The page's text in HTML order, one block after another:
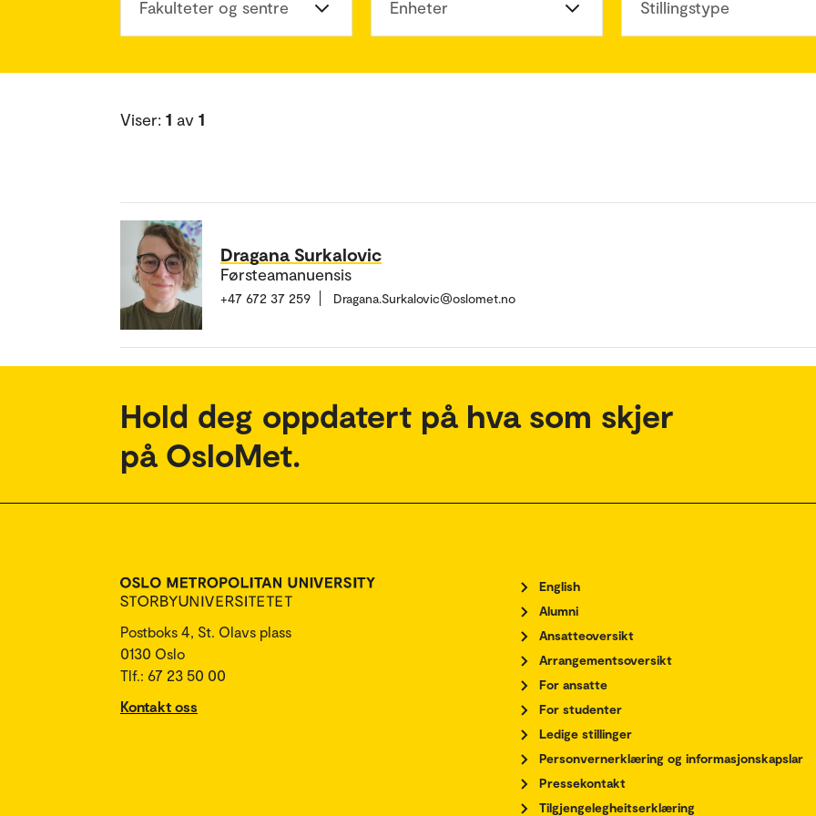
Fakulteter og sentre Enheter Stillingstype
Viser: 1 av 1
Dragana Surkalovic
Førsteamanuensis
+47 672 37 259 Dragana.Surkalovic@oslomet.no
Hold deg oppdatert på hva som skjer
på OsloMet.
Postboks 4, St. Olavs plass
0130 Oslo
Tlf.: 67 23 50 00
Kontakt oss
English
Alumni
Ansatteoversikt
Arrangementsoversikt
For ansatte
For studenter
Ledige stillinger
Personvernerklæring og informasjonskapslar
Pressekontakt
Tilgjengelegheitserklæring